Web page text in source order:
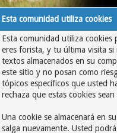
Esta comunidad utiliza cookies
Esta comunidad utiliza cookies
eres forista, y tu última visita si
textos almacenados en su
este sitio y no posan como
tópicos específicos que usted
rechaza que estas cookies sean
Una cookie se almacenará en
salga nuevamente. Usted